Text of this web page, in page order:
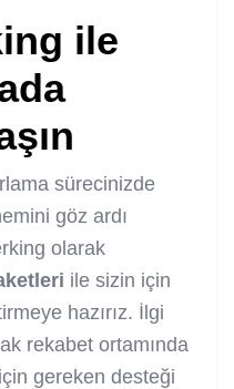
ile
sürecinizde
göz ardı
olarak
ile sizin için
hazırız. İlgi
rekabet ortamında
gereken desteği